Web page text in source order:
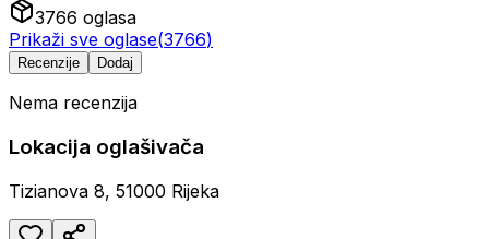
3766 oglasa
Prikaži sve oglase(3766)
Recenzije Dodaj
Nema recenzija
Lokacija oglašivača
Tizianova 8, 51000 Rijeka